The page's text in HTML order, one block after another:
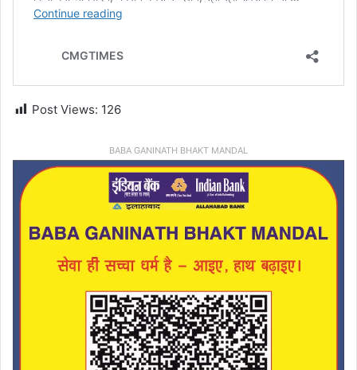
Post Views: 126
BABA GANINATH BHAKT MANDAL